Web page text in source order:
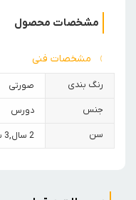
مشخصات محصول
مشخصات فنی
رنگ بندی صورتی
جنس دورس
سن 2 سال ,3 سال